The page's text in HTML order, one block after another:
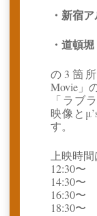
・新宿
・道頓
の3箇
Movie」
「ラブ
映像と
す。
上映時
12:30〜
14:30〜
16:30〜
18:30〜